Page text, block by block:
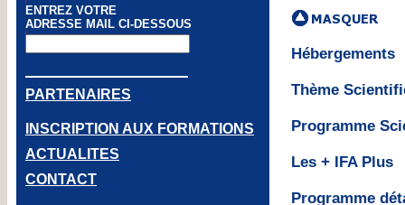
ENTREZ VOTRE
ADRESSE MAIL CI-DESSOUS
PARTENAIRES
INSCRIPTION AUX FORMATIONS
ACTUALITES
CONTACT
Thème
Programme
Les + IFA
Programme